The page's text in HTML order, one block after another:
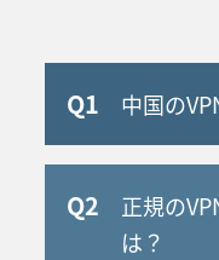
Q1 中国の
A2017年1月22日
ターネット接
化に関する通
Q2 正規の
は？